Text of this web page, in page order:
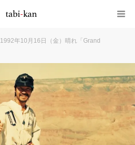
1992年10月16日（金）晴れ「Grand